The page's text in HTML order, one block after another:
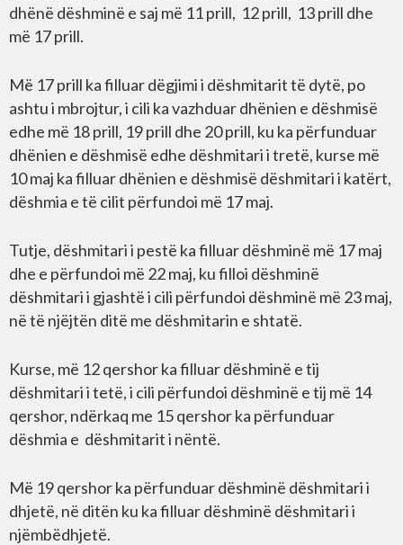
dhënë dëshminë e saj më 11 prill, 12 prill, 13 prill dhe
më 17 prill.
Më 17 prill ka filluar dëgjimi i dëshmitarit të dytë, po
ashtu i mbrojtur, i cili ka vazhduar dhënien e dëshmisë
edhe më 18 prill, 19 prill dhe 20 prill, ku ka përfunduar
dhënien e dëshmisë edhe dëshmitari i tretë, kurse më
10 maj ka filluar dhënien e dëshmisë dëshmitari i katërt,
dëshmia e të cilit përfundoi më 17 maj.
Tutje, dëshmitari i pestë ka filluar dëshminë më 17 maj
dhe e përfundoi më 22 maj, ku filloi dëshminë
dëshmitari i gjashtë i cili përfundoi dëshminë më 23 maj,
në të njëjtën ditë me dëshmitarin e shtatë.
Kurse, më 12 qershor ka filluar dëshminë e tij
dëshmitari i tetë, i cili përfundoi dëshminë e tij më 14
qershor, ndërkaq me 15 qershor ka përfunduar
dëshmia e dëshmitarit i nëntë.
Më 19 qershor ka përfunduar dëshminë dëshmitari i
dhjetë, në ditën ku ka filluar dëshminë dëshmitari i
njëmbëdhjetë.